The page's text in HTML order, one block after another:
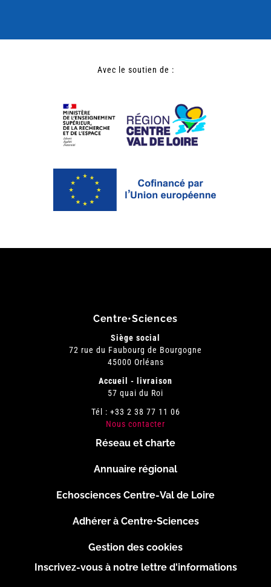
Avec le soutien de :
Centre•Sciences
Siège social
72 rue du Faubourg de Bourgogne
45000 Orléans
Accueil - livraison
57 quai du Roi
Tél : +33 2 38 77 11 06
Nous contacter
page
Réseau et charte
Annuaire régional
Echosciences Centre-Val de Loire
Adhérer à Centre•Sciences
Gestion des cookies
Inscrivez-vous à notre lettre d'informations